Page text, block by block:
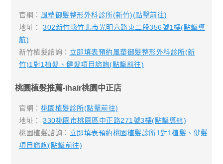
官網： 風華御髮整形外科診所(新竹)(點擊前往)
地址：302新竹縣竹北市光明六路東二段356號1樓(點擊導
航)
新竹植髮諮詢： 立即填表預約風華御髮整形外科診所(新
竹)1對1植髮、健髮項目諮詢(點擊前往)
桃園植髮推薦-ihair桃園中正店
官網： 桃園植髮診所(點擊前往)
地址：330桃園市桃園區中正路271號3樓(點擊導航)
桃園植髮諮詢： 立即填表預約桃園植髮診所1對1植髮、健髮
項目諮詢(點擊前往)